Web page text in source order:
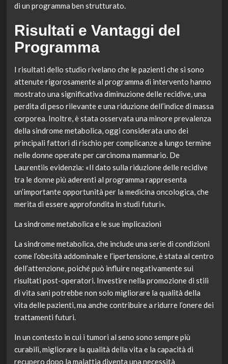
di un programma ben strutturato.
Risultati e Vantaggi del
Programma
I risultati dello studio rivelano che le pazienti che si sono
attenute rigorosamente al programma di intervento hanno
mostrato una significativa diminuzione delle recidive, una
perdita di peso rilevante e una riduzione dell’indice di massa
corporea. Inoltre, è stata osservata una minore prevalenza
della sindrome metabolica, oggi considerata uno dei
principali fattori di rischio per complicanze a lungo termine
nelle donne operate per carcinoma mammario. De
Laurentiis evidenzia: «Il dato sulla riduzione delle recidive
tra le donne più aderenti al programma rappresenta
un’importante opportunità per la medicina oncologica, che
merita di essere approfondita in studi futuri».
La sindrome metabolica e le sue implicazioni
La sindrome metabolica, che include una serie di condizioni
come l’obesità addominale e l’ipertensione, è stata al centro
dell’attenzione, poiché può influire negativamente sui
risultati post-operatori. Investire nella promozione di stili
di vita sani potrebbe non solo migliorare la qualità della
vita delle pazienti, ma anche contribuire a ridurre l’onere dei
trattamenti futuri.
In un contesto in cui i tumori al seno sono sempre più
curabili, migliorare la qualità della vita e la capacità di
recupero dopo la malattia diventa una necessità